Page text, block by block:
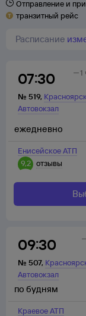
Отправление и
транзитный рейс
Расписание
07:30
№ 519, Красноярск
Автовокзал
1
Енисейское АТП
9,2 отзывы
ежедневно
09:30
№ 507,
Автовокзал
Краевое АТП
по будням